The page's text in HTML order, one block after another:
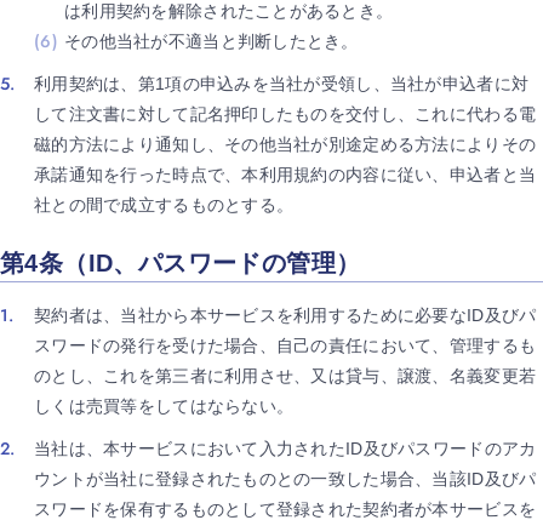
は利用契約を解除されたことがあるとき。
その他当社が不適当と判断したとき。
利用契約は、第1項の申込みを当社が受領し、当社が申込者に対
して注文書に対して記名押印したものを交付し、これに代わる電
磁的方法により通知し、その他当社が別途定める方法によりその
承諾通知を行った時点で、本利用規約の内容に従い、申込者と当
社との間で成立するものとする。
第4条（ID、パスワードの管理）
契約者は、当社から本サービスを利用するために必要なID及びパ
スワードの発行を受けた場合、自己の責任において、管理するも
のとし、これを第三者に利用させ、又は貸与、譲渡、名義変更若
しくは売買等をしてはならない。
当社は、本サービスにおいて入力されたID及びパスワードのアカ
ウントが当社に登録されたものとの一致した場合、当該ID及びパ
スワードを保有するものとして登録された契約者が本サービスを